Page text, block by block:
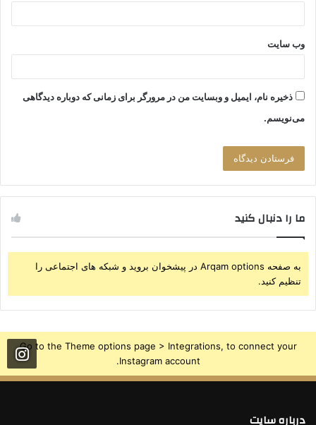
وب‌ سایت
ذخیره نام، ایمیل و وبسایت من در مرورگر برای زمانی که دوباره دیدگاهی
می‌نویسم.
ما را دنبال کنید
به صفحه Arqam options در پیشخوان بروید و شبکه های اجتماعی را
تنظیم کنید.
Go to the Theme options page > Integrations, to connect your
Instagram account.
درباره سایت